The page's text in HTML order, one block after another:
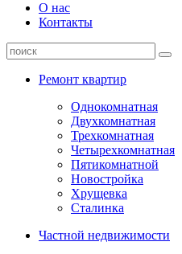
О нас
Контакты
Ремонт квартир
Однокомнатная
Двухкомнатная
Трехкомнатная
Четырехкомнатная
Пятикомнатной
Новостройка
Хрущевка
Сталинка
Частной недвижимости